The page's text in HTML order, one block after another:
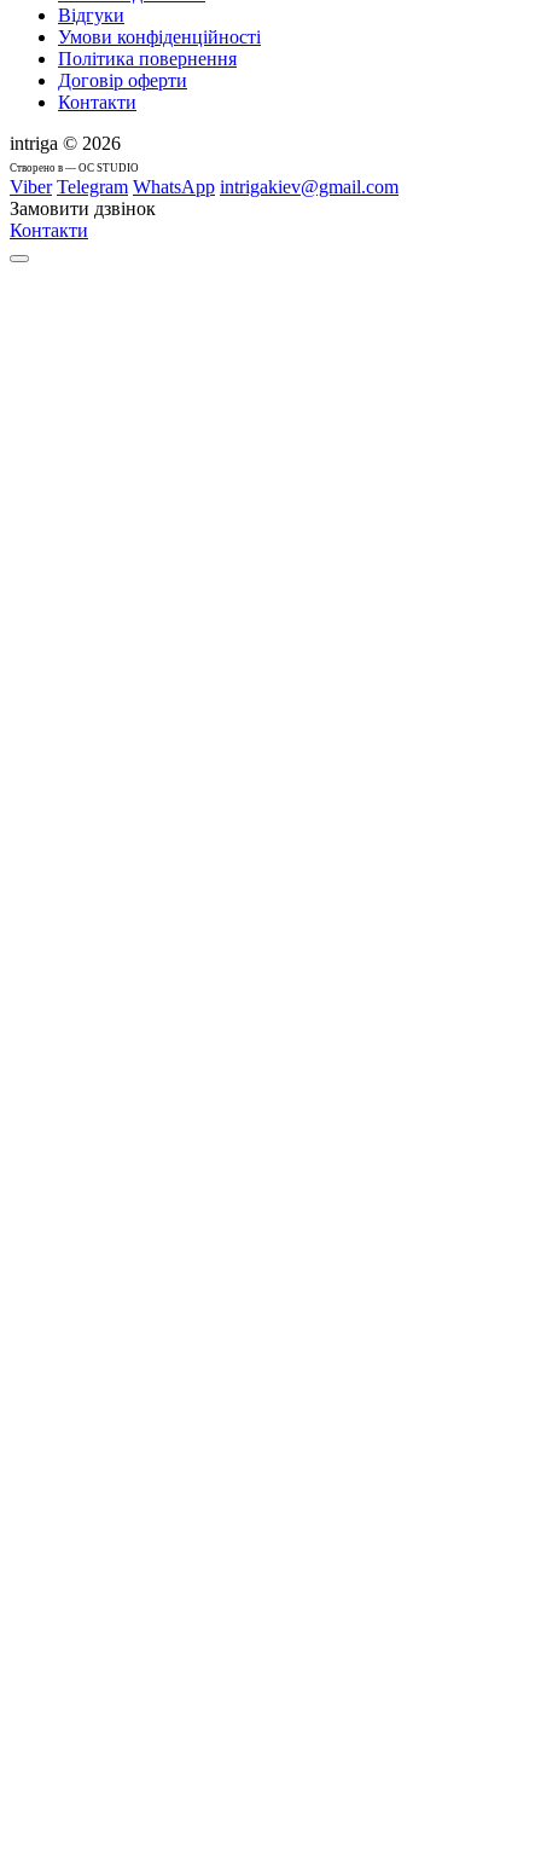
Відгуки
Умови конфіденційності
Політика повернення
Договір оферти
Контакти
intriga © 2026
Cтворено в — OC STUDIO
Viber Telegram WhatsApp intrigakiev@gmail.com
Замовити дзвінок
Контакти